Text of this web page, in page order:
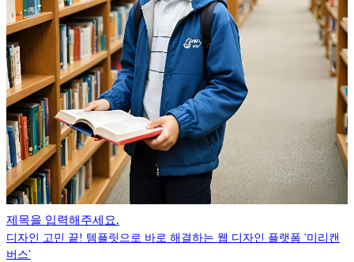
제목을 입력해주세요.
디자인 고민 끝! 템플릿으로 바로 해결하는 웹 디자인 플랫폼 '미리캔
버스'